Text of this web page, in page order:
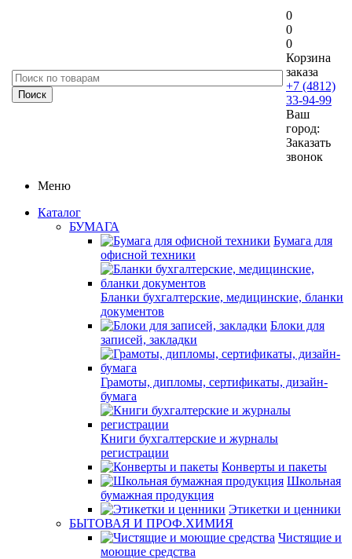
0
0
0
Корзина
заказа
+7 (4812)
33-94-99
Ваш
город:
Заказать
звонок
Меню
Каталог
БУМАГА
Бумага для
офисной техники
Бланки бухгалтерские, медицинские, бланки
документов
Блоки для
записей, закладки
Грамоты, дипломы, сертификаты, дизайн-
бумага
Книги бухгалтерские и журналы
регистрации
Конверты и пакеты
Школьная
бумажная продукция
Этикетки и ценники
БЫТОВАЯ И ПРОФ.ХИМИЯ
Чистящие и
моющие средства